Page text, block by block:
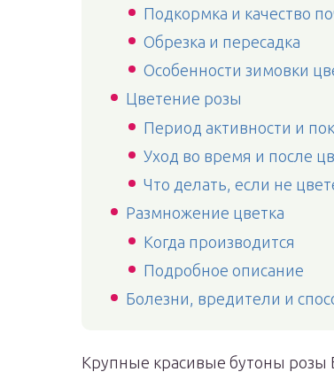
Подкормка и качество
Обрезка и пересадка
Особенности зимовки
Цветение розы
Период активности и
Уход во время и после
Что делать, если не
Размножение цветка
Когда производится
Подробное описание
Болезни, вредители и
Крупные красивые бутоны